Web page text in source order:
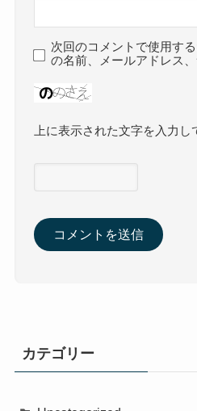
次回のコメントで使用す
の名前、メールアドレス
上に表示された文字を入力し
カテゴリー